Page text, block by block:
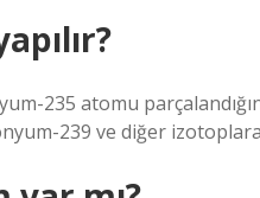
235 atomu
239 ve diğer